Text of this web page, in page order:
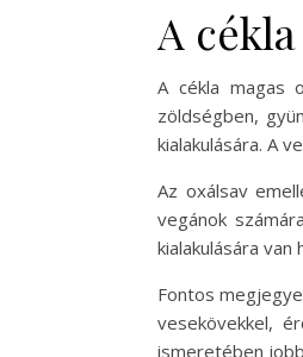
A
A cékla magas
zöldségben,
kialakulására. A
Az oxálsav
vegánok
kialakulására
Fontos
vesekövekkel,
ismeretében